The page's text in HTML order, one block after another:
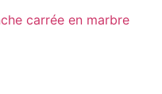
carrée en marbre